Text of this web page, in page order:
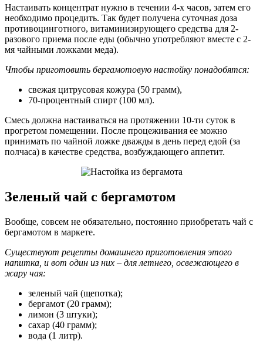
Настаивать концентрат нужно в течении 4-х часов, затем его
необходимо процедить. Так будет получена суточная доза
противоцинготного, витаминизирующего средства для 2-
разового приема после еды (обычно употребляют вместе с 2-
мя чайными ложками меда).
Чтобы приготовить бергамотовую настойку понадобятся:
свежая цитрусовая кожура (50 грамм),
70-процентный спирт (100 мл).
Смесь должна настаиваться на протяжении 10-ти суток в
прогретом помещении. После процеживания ее можно
принимать по чайной ложке дважды в день перед едой (за
полчаса) в качестве средства, возбуждающего аппетит.
Зеленый чай с бергамотом
Вообще, совсем не обязательно, постоянно приобретать чай с
бергамотом в маркете.
Существуют рецепты домашнего приготовления этого
напитка, и вот один из них – для летнего, освежающего в
жару чая:
зеленый чай (щепотка);
бергамот (20 грамм);
лимон (3 штуки);
сахар (40 грамм);
вода (1 литр).